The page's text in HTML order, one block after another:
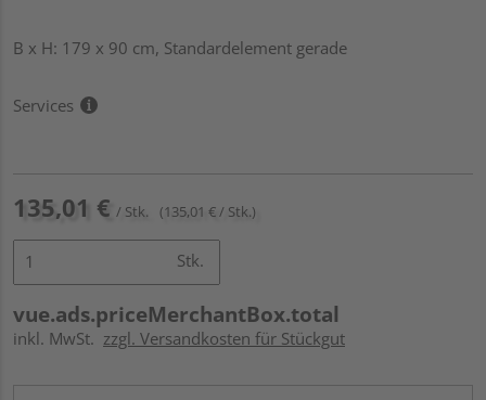
B x H: 179 x 90 cm, Standardelement gerade
Services
135,01 € / Stk. (135,01 € / Stk.)
Stk.
vue.ads.priceMerchantBox.total
inkl. MwSt. zzgl. Versandkosten für Stückgut